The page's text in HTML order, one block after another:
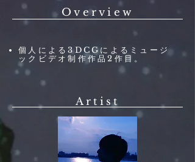
Overview
個人による3DCGによるミュージ
ックビデオ制作作品2作目。
Artist